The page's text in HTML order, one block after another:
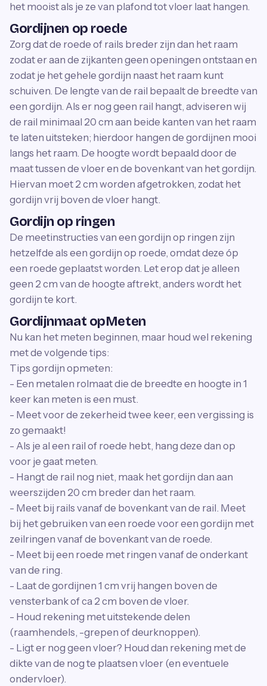
het mooist als je ze van plafond tot vloer laat hangen.
Gordijnen op roede
Zorg dat de roede of rails breder zijn dan het raam
zodat er aan de zijkanten geen openingen ontstaan en
zodat je het gehele gordijn naast het raam kunt
schuiven. De lengte van de rail bepaalt de breedte van
een gordijn. Als er nog geen rail hangt, adviseren wij
de rail minimaal 20 cm aan beide kanten van het raam
te laten uitsteken; hierdoor hangen de gordijnen mooi
langs het raam. De hoogte wordt bepaald door de
maat tussen de vloer en de bovenkant van het gordijn.
Hiervan moet 2 cm worden afgetrokken, zodat het
gordijn vrij boven de vloer hangt.
Gordijn op ringen
De meetinstructies van een gordijn op ringen zijn
hetzelfde als een gordijn op roede, omdat deze óp
een roede geplaatst worden. Let erop dat je alleen
geen 2 cm van de hoogte aftrekt, anders wordt het
gordijn te kort.
Gordijnmaat opMeten
Nu kan het meten beginnen, maar houd wel rekening
met de volgende tips:
Tips gordijn opmeten:
- Een metalen rolmaat die de breedte en hoogte in 1
keer kan meten is een must.
- Meet voor de zekerheid twee keer, een vergissing is
zo gemaakt!
- Als je al een rail of roede hebt, hang deze dan op
voor je gaat meten.
- Hangt de rail nog niet, maak het gordijn dan aan
weerszijden 20 cm breder dan het raam.
- Meet bij rails vanaf de bovenkant van de rail. Meet
bij het gebruiken van een roede voor een gordijn met
zeilringen vanaf de bovenkant van de roede.
- Meet bij een roede met ringen vanaf de onderkant
van de ring.
- Laat de gordijnen 1 cm vrij hangen boven de
vensterbank of ca 2 cm boven de vloer.
- Houd rekening met uitstekende delen
(raamhendels, -grepen of deurknoppen).
- Ligt er nog geen vloer? Houd dan rekening met de
dikte van de nog te plaatsen vloer (en eventuele
ondervloer).